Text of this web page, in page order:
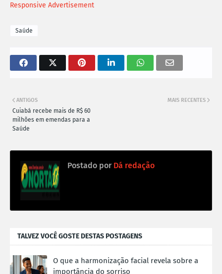
Responsive Advertisement
Saúde
MAIS RECENTES
ANTIGOS
Cuiabá recebe mais de R$ 60
milhões em emendas para a
Saúde
Postado por Dá redação
TALVEZ VOCÊ GOSTE DESTAS POSTAGENS
O que a harmonização facial revela sobre a
importância do sorriso